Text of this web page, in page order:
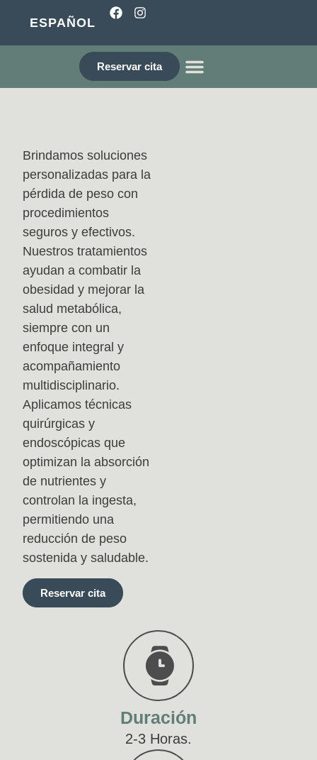
ESPAÑOL
Reservar cita
Brindamos soluciones
personalizadas para la
pérdida de peso con
procedimientos
seguros y efectivos.
Nuestros tratamientos
ayudan a combatir la
obesidad y mejorar la
salud metabólica,
siempre con un
enfoque integral y
acompañamiento
multidisciplinario.
Aplicamos técnicas
quirúrgicas y
endoscópicas que
optimizan la absorción
de nutrientes y
controlan la ingesta,
permitiendo una
reducción de peso
sostenida y saludable.
Reservar cita
Duración
2-3 Horas.